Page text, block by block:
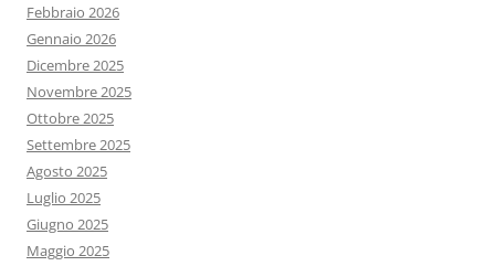
Febbraio 2026
Gennaio 2026
Dicembre 2025
Novembre 2025
Ottobre 2025
Settembre 2025
Agosto 2025
Luglio 2025
Giugno 2025
Maggio 2025